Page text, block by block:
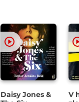
Daisy Jones &
V